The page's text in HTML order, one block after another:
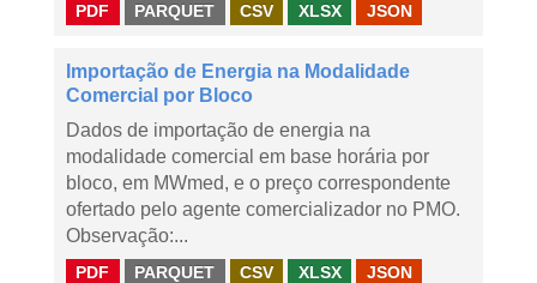
PDF PARQUET CSV XLSX JSON
Importação de Energia na Modalidade
Comercial por Bloco
Dados de importação de energia na
modalidade comercial em base horária por
bloco, em MWmed, e o preço correspondente
ofertado pelo agente comercializador no PMO.
Observação:...
PDF PARQUET CSV XLSX JSON